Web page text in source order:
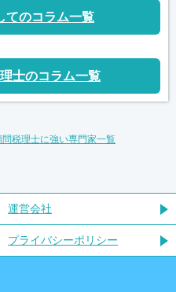
てのコラム一覧
士のコラム一覧
税理士に強い専門家一覧
運営会社
プライバシーポリシー